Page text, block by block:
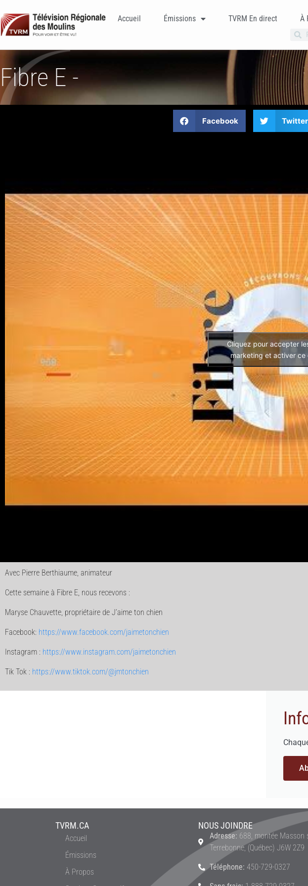
Accueil Émissions TVRM En direct À
Fibre E -
Facebook Twitter
Cliquez pour accepter
marketing et activer ce
Avec Pierre Berthiaume, animateur
Cette semaine à Fibre E, nous recevons :
Maryse Chauvette, propriétaire de J’aime ton chien
Facebook: https://www.facebook.com/jaimetonchien
Instagram : https://www.instagram.com/jaimetonchien
Tik Tok : https://www.tiktok.com/@jmtonchien
TVRM.CA
Accueil
Émissions
À Propos
NOUS JOINDRE
Adresse: 688, montée Masson
Terrebonne, (Québec) J6W 2Z9
Téléphone: 450-729-0327